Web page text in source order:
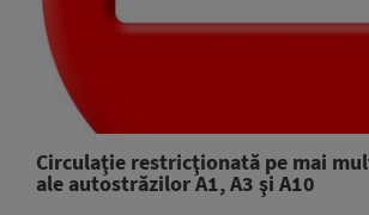
Circulaţie restricţionată pe mai
ale autostrăzilor A1, A3 şi A10